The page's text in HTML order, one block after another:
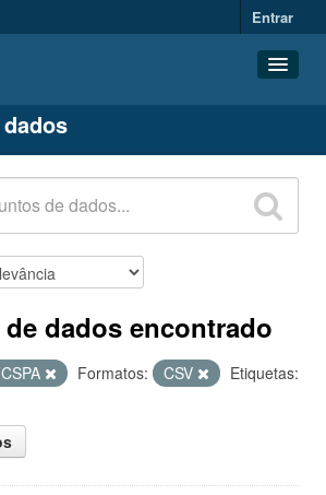
Entrar
dados encontrado
Formatos: CSV
Etiquetas: